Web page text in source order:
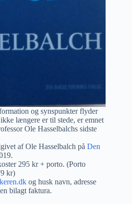
og synspunkter flyder
længere er til stede, er emnet
Ole Hasselbalchs sidste
af Ole Hasselbalch på Den
295 kr + porto. (Porto
kr)
og husk navn, adresse
bilagt faktura.